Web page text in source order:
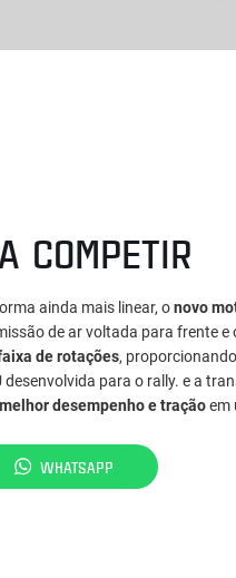
COMPETIR
ainda mais linear, onovo
de ar voltada para frente
de rotações,
para o rally. e a
melhor desempenho e traçãoem
WHATSAPP